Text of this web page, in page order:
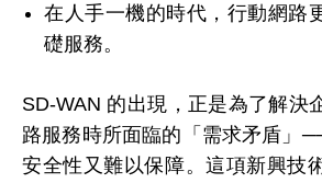
在人手一機的時代，行動網路
礎服務。
SD-WAN 的出現，正是為了解決
路服務時所面臨的「需求矛盾」
安全性又難以保障。這項新興技